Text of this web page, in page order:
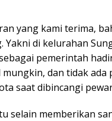
yang kami terima,
di kelurahan
pemerintah
dan tidak
saat dibincangi
selain memberikan